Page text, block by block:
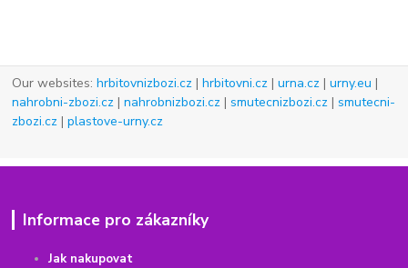
Our websites:hrbitovnizbozi.cz |hrbitovni.cz |urna.cz |urny.eu |
nahrobni-zbozi.cz |nahrobnizbozi.cz |smutecnizbozi.cz |smutecni-
zbozi.cz |plastove-urny.cz
Informace pro zákazníky
Jak nakupovat